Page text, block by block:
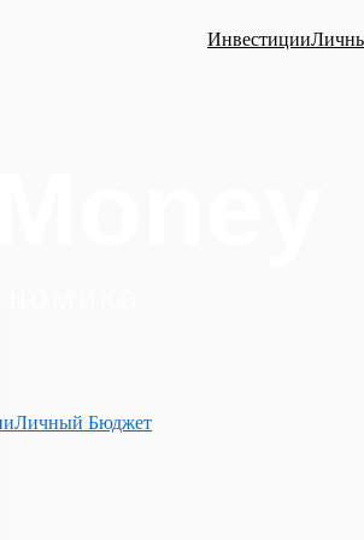
Инвестиции
Личный Бюджет